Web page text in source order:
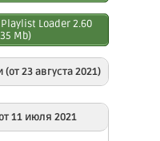
Loader 2.60
Mb)
23 августа 2021)
плейлист
(0.15 Mb)
11 июля 2021